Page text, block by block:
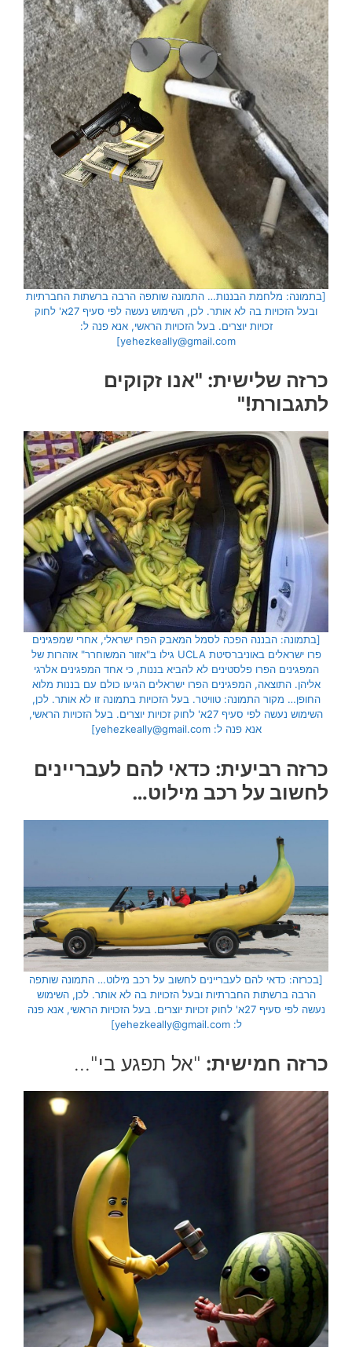
[בתמונה: מלחמת הבננות… התמונה שותפה הרבה ברשתות החברתיות
ובעל הזכויות בה לא אותר. לכן, השימוש נעשה לפי סעיף 27א' לחוק
זכויות יוצרים. בעל הזכויות הראשי, אנא פנה ל:
yehezkeally@gmail.com]
כרזה שלישית: "אנו זקוקים
לתגבורת!"
[בתמונה: הבננה הפכה לסמל המאבק הפרו ישראלי, אחרי שמפגינים
פרו ישראלים באוניברסיטת UCLA גילו ב"אזור המשוחרר" אזהרות של
המפגינים הפרו פלסטינים לא להביא בננות, כי אחד המפגינים אלרגי
אליהן. התוצאה, המפגינים הפרו ישראלים הגיעו כולם עם בננות מלוא
החופן… מקור התמונה: טוויטר. בעל הזכויות בתמונה זו לא אותר. לכן,
השימוש נעשה לפי סעיף 27א' לחוק זכויות יוצרים. בעל הזכויות הראשי,
אנא פנה ל: yehezkeally@gmail.com]
כרזה רביעית: כדאי להם לעבריינים
לחשוב על רכב מילוט…
[בכרזה: כדאי להם לעבריינים לחשוב על רכב מילוט… התמונה שותפה
הרבה ברשתות החברתיות ובעל הזכויות בה לא אותר. לכן, השימוש
נעשה לפי סעיף 27א' לחוק זכויות יוצרים. בעל הזכויות הראשי, אנא פנה
ל: yehezkeally@gmail.com]
כרזה חמישית: "אל תפגע בי"…